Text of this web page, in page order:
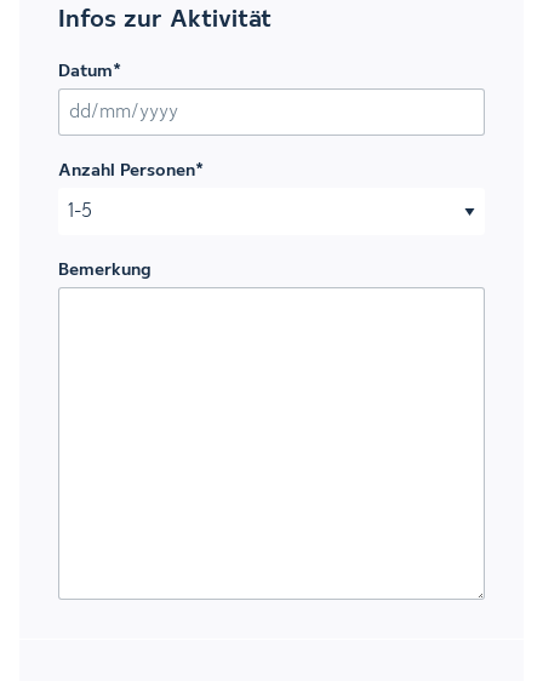
Infos zur Aktivität
Datum*
TT Schrägstrich MM Schrägstrich JJJJ
Anzahl Personen*
Bemerkung